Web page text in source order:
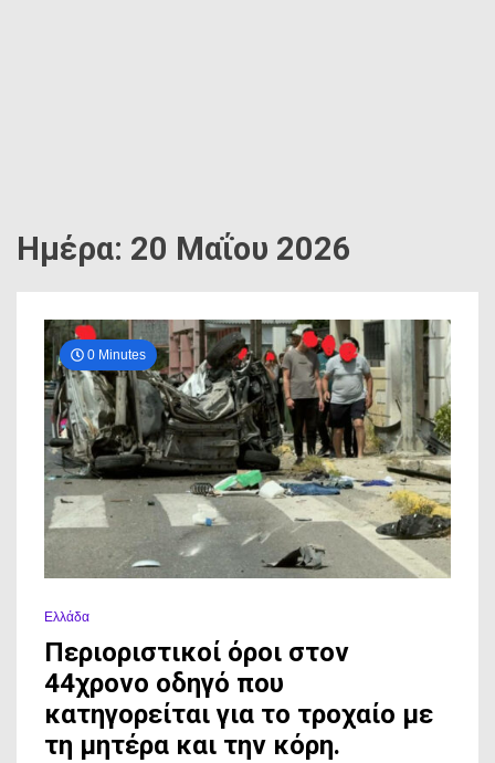
Ημέρα: 20 Μαΐου 2026
0 Minutes
Ελλάδα
Περιοριστικοί όροι στον
44χρονο οδηγό που
κατηγορείται για το τροχαίο με
τη μητέρα και την κόρη.